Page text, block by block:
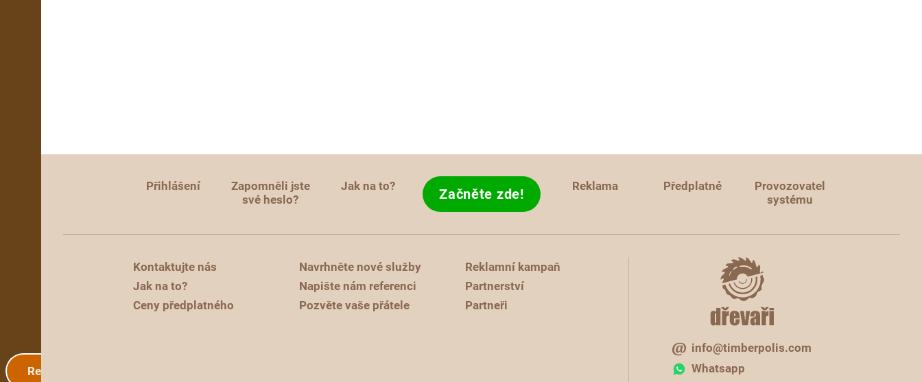
Registrace
Přihlášení
Zapomněli jste
své heslo?
Jak na to? Začněte zde! Reklama Předplatné
Provozovatel
systému
Kontaktujte nás
Jak na to?
Ceny předplatného
Navrhněte nové služby
Napište nám referenci
Pozvěte vaše přátele
Reklamní kampaň
Partnerství
Partneři
info@timberpolis.com
Whatsapp